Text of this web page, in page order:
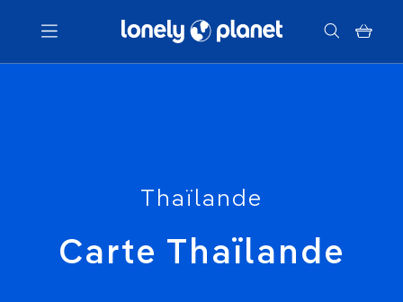
Menu
Thaïlande
Carte Thaïlande